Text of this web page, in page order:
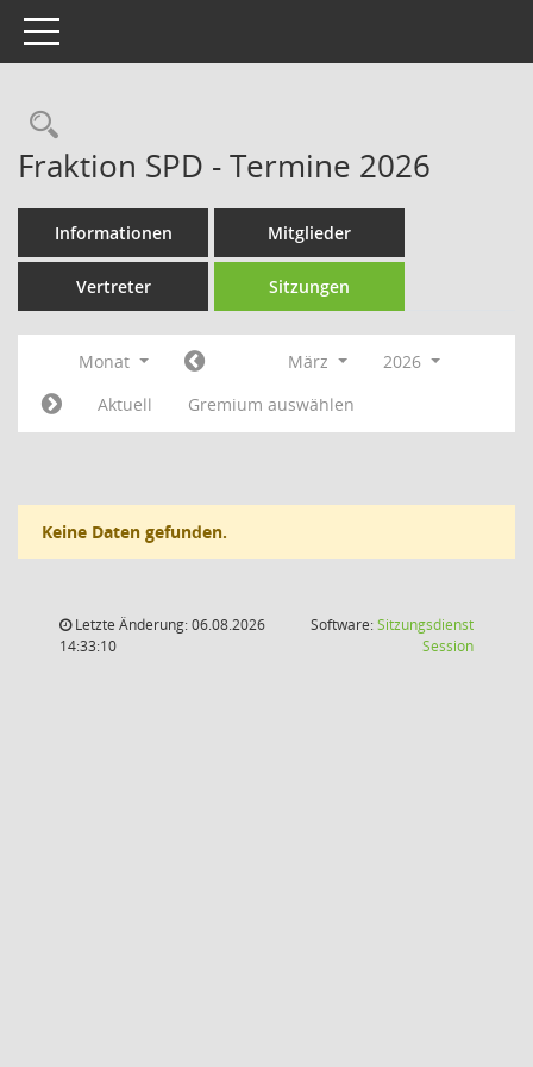
Toggle navigation
Rechercheauswahl
Fraktion SPD - Termine 2026
Informationen Mitglieder
Vertreter Sitzungen
Monat März
2026
Aktuell
Gremium auswählen
Keine Daten gefunden.
Letzte Änderung: 06.08.2026
14:33:10
Software:Sitzungsdienst
Session(Wird in